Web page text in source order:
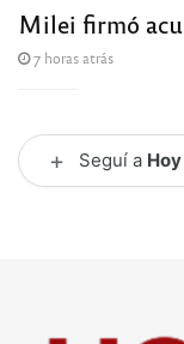
Milei firmó
7 horas atrás
+ Seguí a